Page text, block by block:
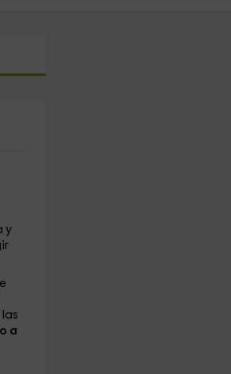
y
a